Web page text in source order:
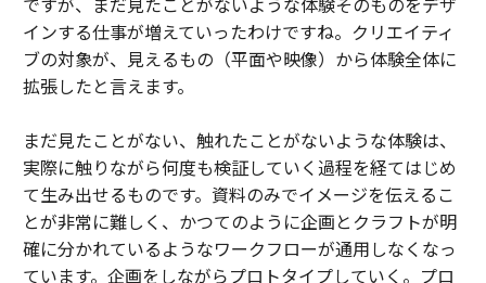
インする仕事が増えていったわけですね。クリエイティ
ブの対象が、見えるもの（平面や映像）から体験全体に
拡張したと言えます。
まだ見たことがない、触れたことがないような体験は、
実際に触りながら何度も検証していく過程を経てはじめ
て生み出せるものです。資料のみでイメージを伝えるこ
とが非常に難しく、かつてのように企画とクラフトが明
確に分かれているようなワークフローが通用しなくなっ
ています。企画をしながらプロトタイプしていく。プロ